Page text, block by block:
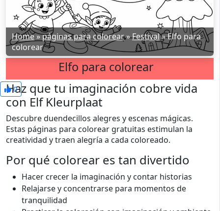
Home»páginas para colorear»Festival»Elfo para
colorear
Elfo para colorear
0
Haz que tu imaginación cobre vida
con Elf Kleurplaat
Descubre duendecillos alegres y escenas mágicas.
Estas páginas para colorear gratuitas estimulan la
creatividad y traen alegría a cada coloreado.
Por qué colorear es tan divertido
Hacer crecer la imaginación y contar historias
Relajarse y concentrarse para momentos de
tranquilidad